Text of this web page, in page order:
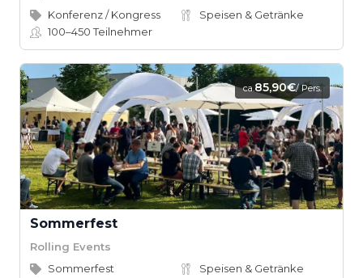
Konferenz / Kongress
Speisen & Getränke
100–450Teilnehmer
ca.85,90€/ Pers.
Sommerfest
Rolling Events
Sommerfest
Speisen & Getränke